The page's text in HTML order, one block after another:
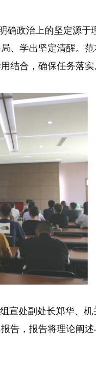
确政治上的坚定源于
、学出坚定清醒。
结合，确保任务落实
宣处副处长郑华、机
告，报告将理论阐